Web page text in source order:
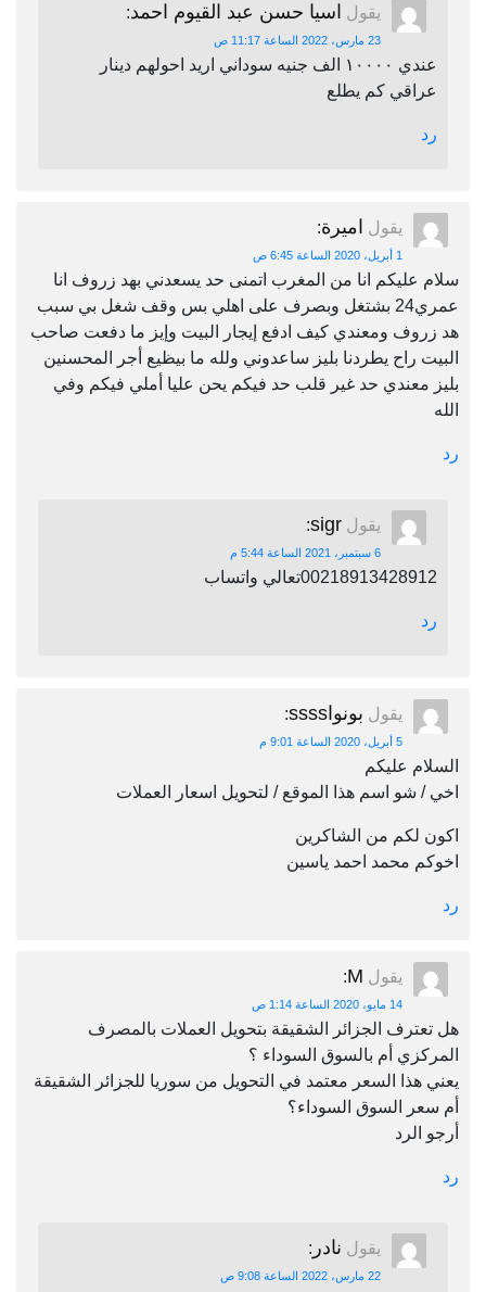
يقول اسيا حسن عبد القيوم احمد:
23 مارس، 2022 الساعة 11:17 ص
عندي ١٠٠٠٠ الف جنيه سوداني اريد احولهم دينار
عراقي كم يطلع
رد
يقول اميرة:
1 أبريل، 2020 الساعة 6:45 ص
سلام عليكم انا من المغرب اتمنى حد يسعدني بهد زروف انا
عمري24 بشتغل وبصرف على اهلي بس وقف شغل بي سبب
هد زروف ومعندي كيف ادفع إيجار البيت وإيز ما دفعت صاحب
البيت راح يطردنا بليز ساعدوني ولله ما بيظيع أجر المحسنين
بليز معندي حد غير قلب حد فيكم يحن عليا أملي فيكم وفي
الله
رد
يقول sigr
:
6 سبتمبر، 2021 الساعة 5:44 م
00218913428912تعالي واتساب
رد
يقول بونواssss :
5 أبريل، 2020 الساعة 9:01 م
السلام عليكم
اخي / شو اسم هذا الموقع / لتحويل اسعار العملات
اكون لكم من الشاكرين
اخوكم محمد احمد ياسين
رد
يقول M
:
14 مايو، 2020 الساعة 1:14 ص
هل تعترف الجزائر الشقيقة بتحويل العملات بالمصرف
المركزي أم بالسوق السوداء ؟
يعني هذا السعر معتمد في التحويل من سوريا للجزائر الشقيقة
أم سعر السوق السوداء؟
أرجو الرد
رد
يقول نادر :
22 مارس، 2022 الساعة 9:08 ص